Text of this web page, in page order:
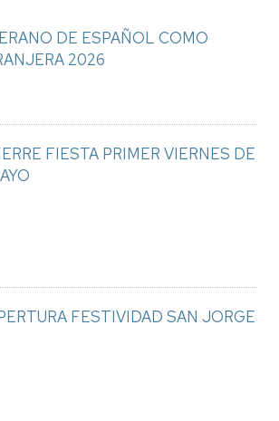
DE ESPAÑOL COMO
2026
FIESTA PRIMER VIERNES DE
FESTIVIDAD SAN JORGE